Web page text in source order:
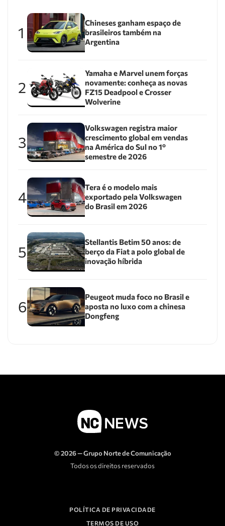
1
Chineses ganham espaço de
brasileiros também na
Argentina
2
Yamaha e Marvel unem forças
novamente: conheça as novas
FZ15 Deadpool e Crosser
Wolverine
3
Volkswagen registra maior
crescimento global em vendas
na América do Sul no 1º
semestre de 2026
4
Tera é o modelo mais
exportado pela Volkswagen
do Brasil em 2026
5
Stellantis Betim 50 anos: de
berço da Fiat a polo global de
inovação híbrida
6
Peugeot muda foco no Brasil e
aposta no luxo com a chinesa
Dongfeng
© 2026 — Grupo Norte de Comunicação
Todos os direitos reservados
POLÍTICA DE PRIVACIDADE
TERMOS DE USO